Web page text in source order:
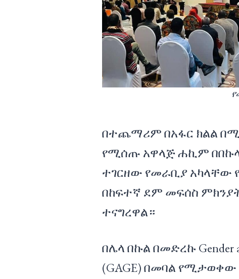
በተጨማሪም በአፋር ክልል
የሚሰጡ አዋላጅ ሐኪም
ተገርዘው የመራቢያ አካላቸው
በከፍተኛ ደም መፍሰስ
ተናግረዋል።
በሌላ በኩል በመድረኩ Gender
(GAGE) በመባል